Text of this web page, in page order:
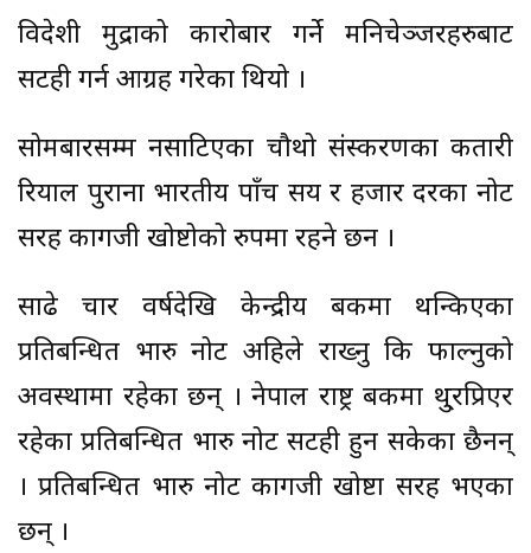
विदेशी मुद्राको कारोबार गर्ने मनिचेञ्जरहरुबाट
सटही गर्न आग्रह गरेका थियो ।
सोमबारसम्म नसाटिएका चौथो संस्करणका कतारी
रियाल पुराना भारतीय पाँच सय र हजार दरका नोट
सरह कागजी खोष्टोको रुपमा रहने छन ।
साढे चार वर्षदेखि केन्द्रीय बैंकमा थन्किएका
प्रतिबन्धित भारु नोट अहिले राख्नु कि फाल्नुको
अवस्थामा रहेका छन् । नेपाल राष्ट्र बैंकमा थु्रप्रिएर
रहेका प्रतिबन्धित भारु नोट सटही हुन सकेका छैनन्
। प्रतिबन्धित भारु नोट कागजी खोष्टा सरह भएका
छन् ।